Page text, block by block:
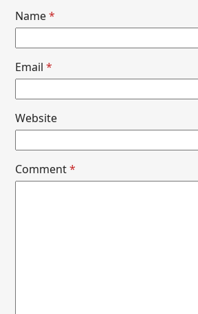
Name*
Email*
Website
Comment*